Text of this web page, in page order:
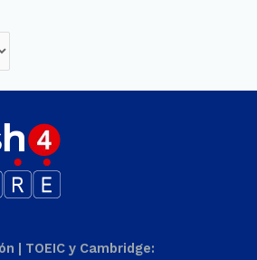
| TOEIC y Cambridge: